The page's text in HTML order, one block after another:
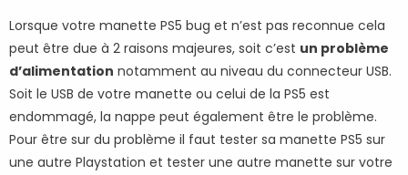
Lorsque votre manette PS5 bug et n’est pas reconnue cela
peut être due à 2 raisons majeures, soit c’est un problème
d’alimentation notamment au niveau du connecteur USB.
Soit le USB de votre manette ou celui de la PS5 est
endommagé, la nappe peut également être le problème.
Pour être sur du problème il faut tester sa manette PS5 sur
une autre Playstation et tester une autre manette sur votre